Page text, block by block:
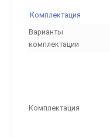
Комплектация
Варианты
комплектации
Комплектация